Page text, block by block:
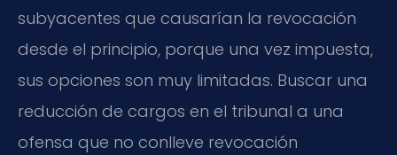
subyacentes que causarían la revocación
desde el principio, porque una vez impuesta,
sus opciones son muy limitadas. Buscar una
reducción de cargos en el tribunal a una
ofensa que no conlleve revocación